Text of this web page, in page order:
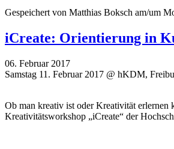
Gespeichert von Matthias Boksch am/um
iCreate: Orientierung in
06. Februar 2017
Samstag 11. Februar 2017 @ hKDM,
Ob man kreativ ist oder Kreativität erlernen
Kreativitätsworkshop „iCreate“ der